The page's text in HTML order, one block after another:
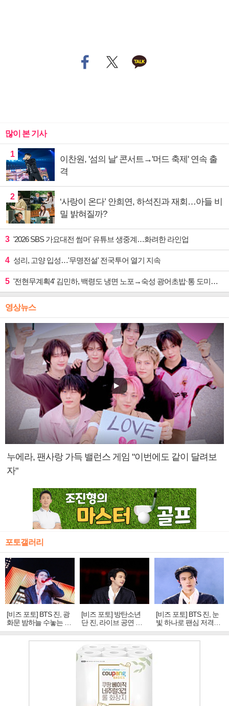
많이 본 기사
1
이찬원, '섬의 날' 콘서트→'머드 축제' 연속 출
격
2
‘사랑이 온다’ 안희연, 하석진과 재회…아들 비
밀 밝혀질까?
3 '2026 SBS 가요대전 썸머' 유튜브 생중계…화려한 라인업
4 성리, 고양 입성…'무명전설' 전국투어 열기 지속
5 '전현무계획4' 김민하, 백령도 냉면 노포→숙성 광어초밥·통 도미찜 맛집 탐방
영상뉴스
누에라, 팬사랑 가득 밸런스 게임 "이번에도 같이 달려보
자"
포토갤러리
[비즈 포토] BTS 진, 광
화문 밤하늘 수놓는 '비
주얼 킹'의 열창
[비즈 포토] 방탄소년
단 진, 라이브 공연 중
빛나는 독보적 아우라
[비즈 포토] BTS 진, 눈
빛 하나로 팬심 저격…
독보적 카리스마